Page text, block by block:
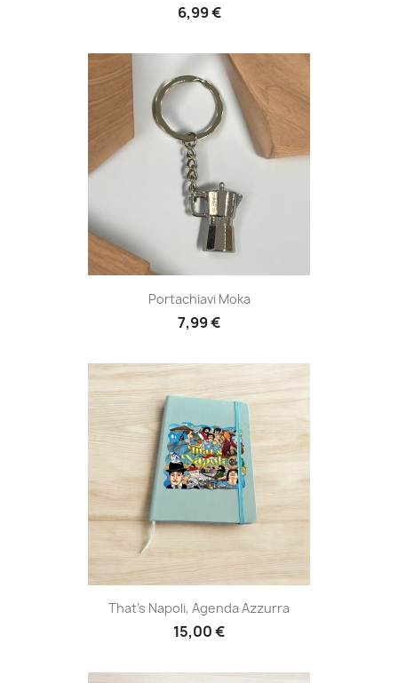
6,99 €
Portachiavi Moka
7,99 €
That's Napoli, Agenda Azzurra
15,00 €